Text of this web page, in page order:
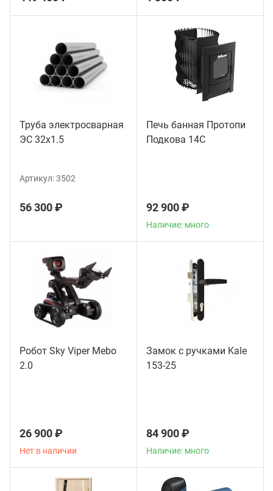
Труба электросварная
ЭС 32x1.5
Артикул:3502
56 300 ₽
Печь банная Протопи
Подкова 14С
92 900 ₽
Наличие: много
Робот Sky Viper Mebo
2.0
26 900 ₽
Нет в наличии
Замок с ручками Kale
153-25
84 900 ₽
Наличие: много